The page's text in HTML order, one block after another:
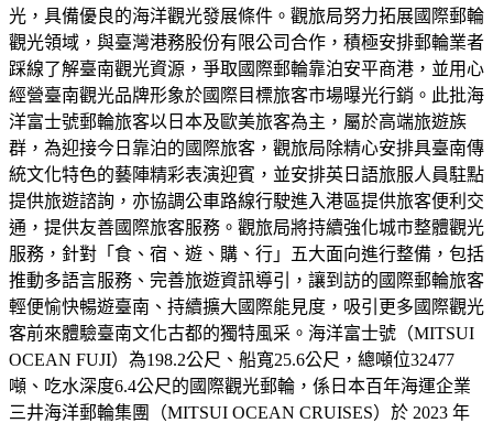
光，具備優良的海洋觀光發展條件。觀旅局努力拓展國際郵輪
觀光領域，與臺灣港務股份有限公司合作，積極安排郵輪業者
踩線了解臺南觀光資源，爭取國際郵輪靠泊安平商港，並用心
經營臺南觀光品牌形象於國際目標旅客市場曝光行銷。此批海
洋富士號郵輪旅客以日本及歐美旅客為主，屬於高端旅遊族
群，為迎接今日靠泊的國際旅客，觀旅局除精心安排具臺南傳
統文化特色的藝陣精彩表演迎賓，並安排英日語旅服人員駐點
提供旅遊諮詢，亦協調公車路線行駛進入港區提供旅客便利交
通，提供友善國際旅客服務。觀旅局將持續強化城市整體觀光
服務，針對「食、宿、遊、購、行」五大面向進行整備，包括
推動多語言服務、完善旅遊資訊導引，讓到訪的國際郵輪旅客
輕便愉快暢遊臺南、持續擴大國際能見度，吸引更多國際觀光
客前來體驗臺南文化古都的獨特風采。海洋富士號（MITSUI
OCEAN FUJI）為198.2公尺、船寬25.6公尺，總噸位32477
噸、吃水深度6.4公尺的國際觀光郵輪，係日本百年海運企業
三井海洋郵輪集團（MITSUI OCEAN CRUISES）於 2023 年